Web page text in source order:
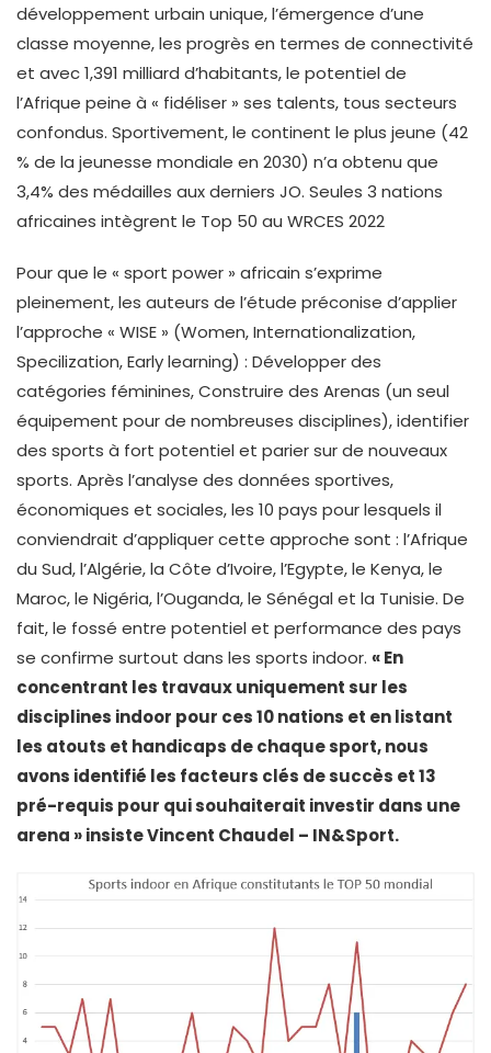
développement urbain unique, l’émergence d’une
classe moyenne, les progrès en termes de connectivité
et avec 1,391 milliard d’habitants, le potentiel de
l’Afrique peine à « fidéliser » ses talents, tous secteurs
confondus. Sportivement, le continent le plus jeune (42
% de la jeunesse mondiale en 2030) n’a obtenu que
3,4% des médailles aux derniers JO. Seules 3 nations
africaines intègrent le Top 50 au WRCES 2022
Pour que le « sport power » africain s’exprime
pleinement, les auteurs de l’étude préconise d’applier
l’approche « WISE » (Women, Internationalization,
Specilization, Early learning) : Développer des
catégories féminines, Construire des Arenas (un seul
équipement pour de nombreuses disciplines), identifier
des sports à fort potentiel et parier sur de nouveaux
sports. Après l’analyse des données sportives,
économiques et sociales, les 10 pays pour lesquels il
conviendrait d’appliquer cette approche sont : l’Afrique
du Sud, l’Algérie, la Côte d’Ivoire, l’Egypte, le Kenya, le
Maroc, le Nigéria, l’Ouganda, le Sénégal et la Tunisie. De
fait, le fossé entre potentiel et performance des pays
se confirme surtout dans les sports indoor. « En
concentrant les travaux uniquement sur les
disciplines indoor pour ces 10 nations et en listant
les atouts et handicaps de chaque sport, nous
avons identifié les facteurs clés de succès et 13
pré-requis pour qui souhaiterait investir dans une
arena » insiste Vincent Chaudel – IN&Sport.